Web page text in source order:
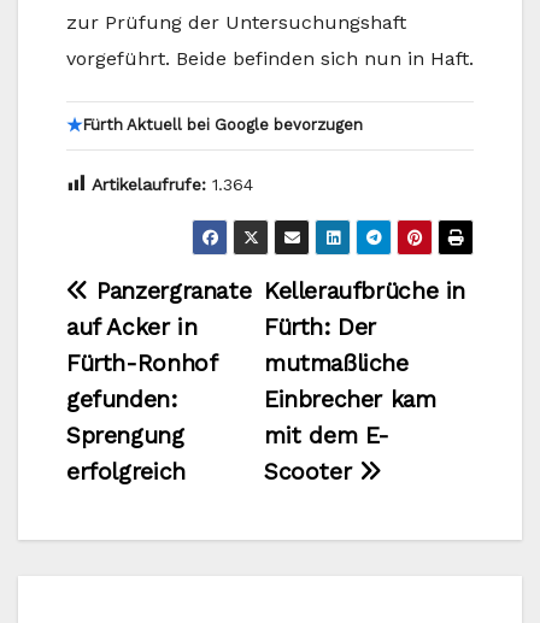
zur Prüfung der Untersuchungshaft
vorgeführt. Beide befinden sich nun in Haft.
★Fürth Aktuell bei Google bevorzugen
Artikelaufrufe: 1.364
Beitragsnavigation
Kelleraufbrüche in
Fürth: Der
mutmaßliche
Einbrecher kam
mit dem E-
Scooter
Panzergranate
auf Acker in
Fürth-Ronhof
gefunden:
Sprengung
erfolgreich